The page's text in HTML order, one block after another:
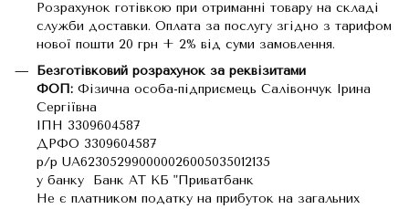
Розрахунок готівкою при отриманні товару на складі
служби доставки. Оплата за послугу згідно з тарифом
нової пошти 20 грн + 2% від суми замовлення.
Безготівковий розрахунок за реквізитами
ФОП: Фізична особа-підприємець Салівончук Ірина
Сергіївна
ІПН 3309604587
ДРФО 3309604587
р/р UA623052990000026005035012135
у банку Банк АТ КБ "Приватбанк
Не є платником податку на прибуток на загальних